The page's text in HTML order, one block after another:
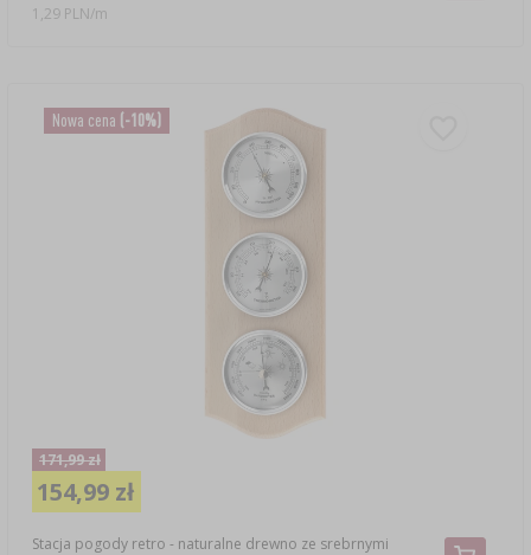
1,29 PLN/m
Nowa cena (-10%)
Stacja pogody retro - naturalne drewno ze srebrnymi
171,99 zł
154,99 zł